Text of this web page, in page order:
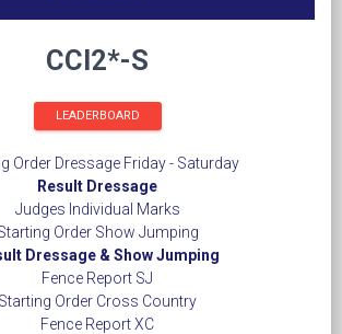
CCI2*-S
LEADERBOARD
Order Dressage Friday - Saturday
Result Dressage
Judges Individual Marks
Order Show Jumping
Dressage & Show Jumping
Fence Report SJ
Starting Order Cross Country
Fence Report XC